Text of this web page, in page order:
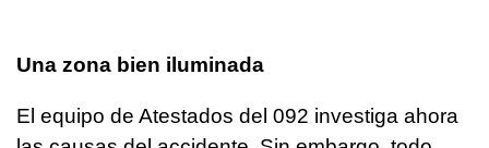
Una zona bien iluminada
El equipo de Atestados del 092 investiga ahora